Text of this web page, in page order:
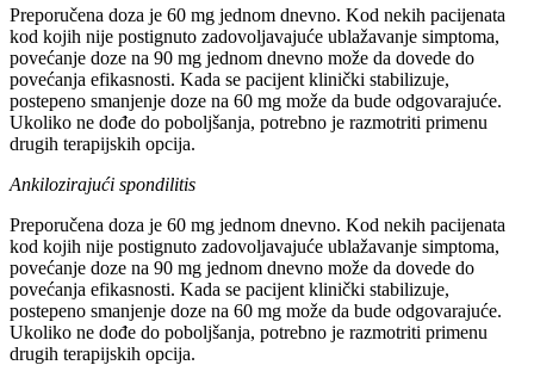
Preporučena doza je 60 mg jednom dnevno. Kod nekih pacijenata
kod kojih nije postignuto zadovoljavajuće ublažavanje simptoma,
povećanje doze na 90 mg jednom dnevno može da dovede do
povećanja efikasnosti. Kada se pacijent klinički stabilizuje,
postepeno smanjenje doze na 60 mg može da bude odgovarajuće.
Ukoliko ne dođe do poboljšanja, potrebno je razmotriti primenu
drugih terapijskih opcija.
Ankilozirajući spondilitis
Preporučena doza je 60 mg jednom dnevno. Kod nekih pacijenata
kod kojih nije postignuto zadovoljavajuće ublažavanje simptoma,
povećanje doze na 90 mg jednom dnevno može da dovede do
povećanja efikasnosti. Kada se pacijent klinički stabilizuje,
postepeno smanjenje doze na 60 mg može da bude odgovarajuće.
Ukoliko ne dođe do poboljšanja, potrebno je razmotriti primenu
drugih terapijskih opcija.